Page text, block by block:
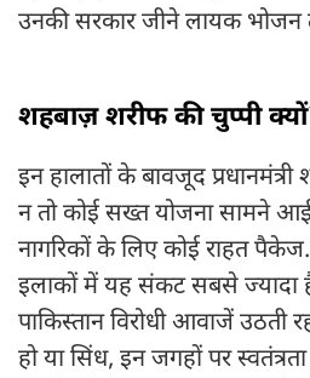
उनकी सरकार जीने लायक भोजन
शहबाज़ शरीफ की चुप्पी
इन हालातों के बावजूद
न तो कोई सख्त योजना सामने
नागरिकों के लिए कोई राहत
इलाकों में यह संकट सबसे ज्यादा
पाकिस्तान विरोधी आवाजें उठती
हो या सिंध, इन जगहों पर